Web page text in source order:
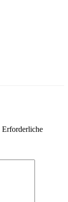
Erforderliche